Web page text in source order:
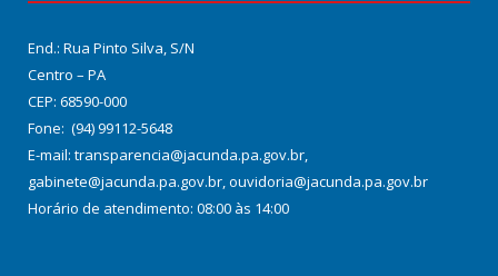
End.: Rua Pinto Silva, S/N
Centro – PA
CEP: 68590-000
Fone: (94) 99112-5648
E-mail: transparencia@jacunda.pa.gov.br,
gabinete@jacunda.pa.gov.br, ouvidoria@jacunda.pa.gov.br
Horário de atendimento: 08:00 às 14:00